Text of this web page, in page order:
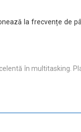
la frecvențe de
în multitasking.